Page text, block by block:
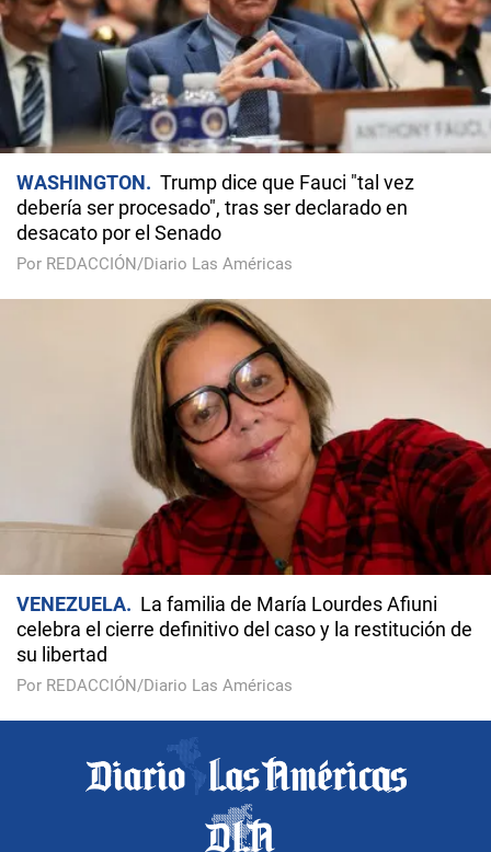
WASHINGTON
Trump dice que Fauci "tal vez
debería ser procesado", tras ser declarado en
desacato por el Senado
Por REDACCIÓN/Diario Las Américas
VENEZUELA
La familia de María Lourdes Afiuni
celebra el cierre definitivo del caso y la restitución de
su libertad
Por REDACCIÓN/Diario Las Américas